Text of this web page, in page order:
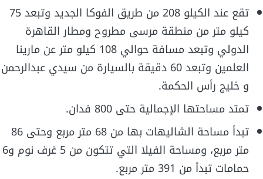
تقع عند الكيلو 208 من طريق الفوكا الجديد وتبعد 75
كيلو متر من منطقة مرسى مطروح ومطار القاهرة
الدولي وتبعد مسافة حوالي 108 كيلو متر عن مارينا
العلمين وتبعد 60 دقيقة بالسيارة من سيدي عبدالرحمن
و خليج رأس الحكمة.
تمتد مساحتها الإجمالية حتى 800 فدان.
تبدأ مساحة الشاليهات بها من 68 متر مربع وحتى 86
متر مربع، ومساحة الفيلا التي تتكون من 5 غرف نوم و6
حمامات تبدأ من 391 متر مربع.